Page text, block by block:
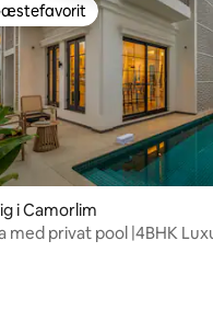
bedømmelse,
i Camorlim
med privat pool |4BHK